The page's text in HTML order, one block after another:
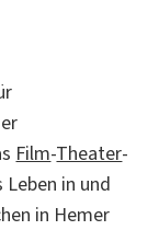
Film-Theater-
in und
in Hemer